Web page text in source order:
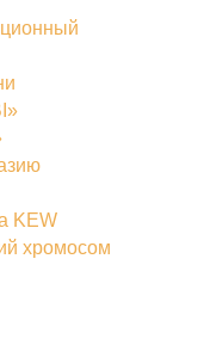
KEW
хромосом